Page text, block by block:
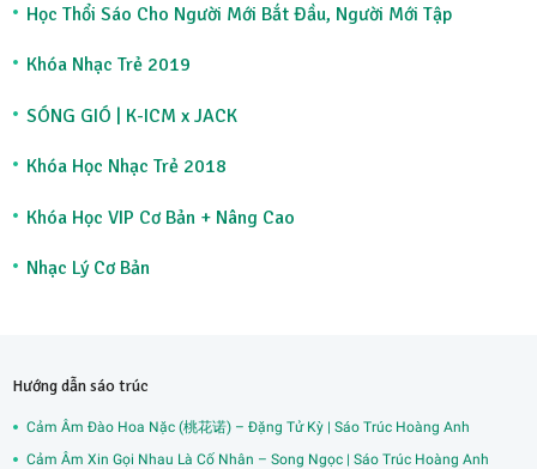
Học Thổi Sáo Cho Người Mới Bắt Đầu, Người Mới Tập
Khóa Nhạc Trẻ 2019
SÓNG GIÓ | K-ICM x JACK
Khóa Học Nhạc Trẻ 2018
Khóa Học VIP Cơ Bản + Nâng Cao
Nhạc Lý Cơ Bản
Hướng dẫn sáo trúc
Cảm Âm Đào Hoa Nặc (桃花诺) – Đặng Tử Kỳ | Sáo Trúc Hoàng Anh
Cảm Âm Xin Gọi Nhau Là Cố Nhân – Song Ngọc | Sáo Trúc Hoàng Anh